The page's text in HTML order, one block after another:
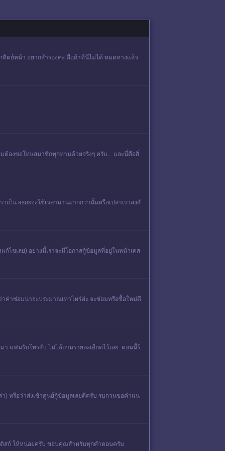
ทิตย์หน้า อยากสำรองค่ะ คือถ้าที่นี่ไม่ได้ หมดทางแล้ว
มต้องขอโทษสมาชิกทุกท่านด้วยจริงๆ ครับ.. และนี่คือสิ่
เป็น asusจะใช้เวลานานมากกว่านั้นหรือเปล่าเราสงสั
ไขเลย) อย่างนี้เราจะมีโอกาสกู้ข้อมูลที่อยู่ในหน้าเดส
ค่าซ่อมน่าจะประมาณเท่าไหร่ค่ะ จะซ่อมหรือซื้อใหม่ดี
า แฟนรับโทรสับ ไม่ได้ถามรายละเอียดไว้เลย ตอนนี้ร้
) หรือว่าส่งเข้าศูนย์กู้ข้อมูลเลยดีครับ รบกวนขอคำแน
สก์ ให้หน่อยครับ ขอบคุณสำหรับทุกคำตอบครับ